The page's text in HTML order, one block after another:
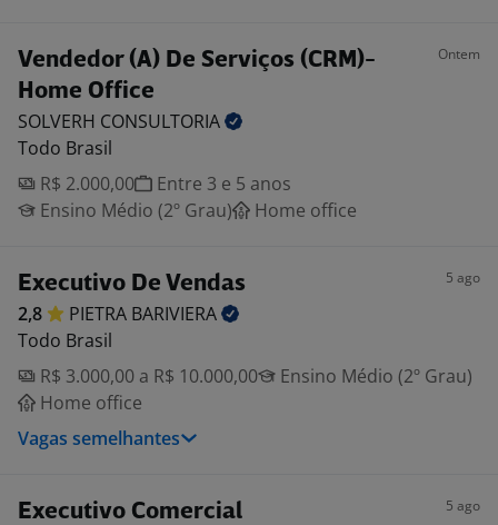
Vendedor (A) De Serviços (CRM)-
Home Office
Ontem
SOLVERH CONSULTORIA
Todo Brasil
R$ 2.000,00
Entre 3 e 5 anos
Ensino Médio (2º Grau)
Home office
Executivo De Vendas 5 ago
2,8 PIETRA BARIVIERA
Todo Brasil
R$ 3.000,00 a R$ 10.000,00
Ensino Médio (2º Grau)
Home office
Vagas semelhantes
Executivo Comercial 5 ago